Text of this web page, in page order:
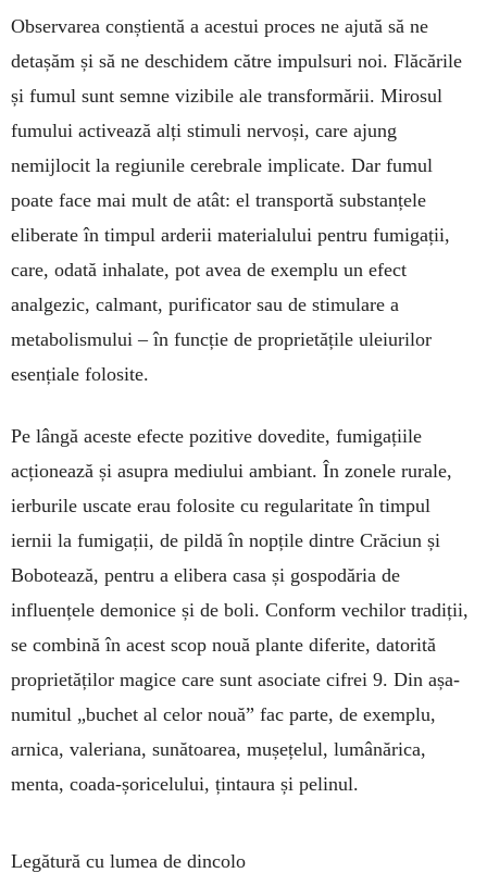
Observarea conștientă a acestui proces ne ajută să ne
detașăm și să ne deschidem către impulsuri noi. Flăcările
și fumul sunt semne vizibile ale transformării. Mirosul
fumu­lui activează alți stimuli nervoși, care ajung
nemijlocit la regiunile cerebrale implicate. Dar fumul
poate face mai mult de atât: el transportă substanțele
eliberate în timpul arderii materialului pentru fumigații,
care, odată inhalate, pot avea de exemplu un efect
analgezic, calmant, purificator sau de stimulare a
metabolismului – în funcție de proprietățile uleiurilor
esențiale folosite.
Pe lângă aceste efecte pozitive dovedite, fumi­gațiile
acționează și asupra mediului ambiant. În zonele rurale,
ierburile uscate erau folosite cu re­gularitate în timpul
iernii la fumigații, de pildă în nopțile dintre Crăciun și
Bobotează, pentru a eli­bera casa și gospodăria de
influențele demonice și de boli. Conform vechilor tradiții,
se combină în acest scop nouă plante diferite, datorită
proprie­tă­ților magice care sunt asociate cifrei 9. Din așa-
numitul „buchet al celor nouă” fac parte, de exem­plu,
arnica, valeriana, sunătoarea, mușe­țelul, lumânărica,
menta, coada-șoricelului, țin­taura și pelinul.
Legătură cu lumea de dincolo